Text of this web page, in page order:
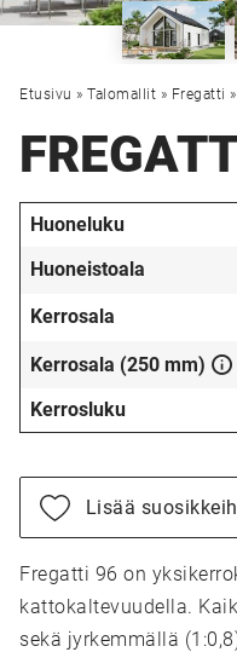
Etusivu » Talomallit » Fregatti »
Huoneluku
Huoneistoala
Kerrosala
Kerrosala (250 mm)
Kerrosluku
Lisää
Fregatti 96 on
kattokaltevuudella.
sekä jyrkemmällä